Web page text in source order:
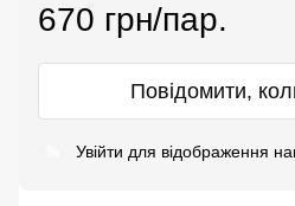
670 грн/пар.
Повідомити,
Увійти для відображення